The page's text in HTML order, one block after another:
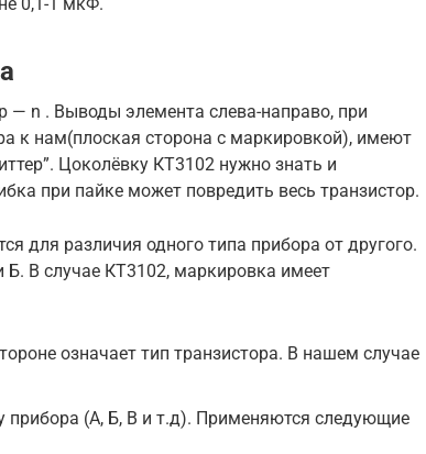
— n . Выводы элемента слева-направо, при
к нам(плоская сторона с маркировкой), имеют
Цоколёвку КТ3102 нужно знать и
при пайке может повредить весь транзистор.
для различия одного типа прибора от другого.
В случае КТ3102, маркировка имеет
означает тип транзистора. В нашем случае
прибора (А, Б, В и т.д). Применяются следующие